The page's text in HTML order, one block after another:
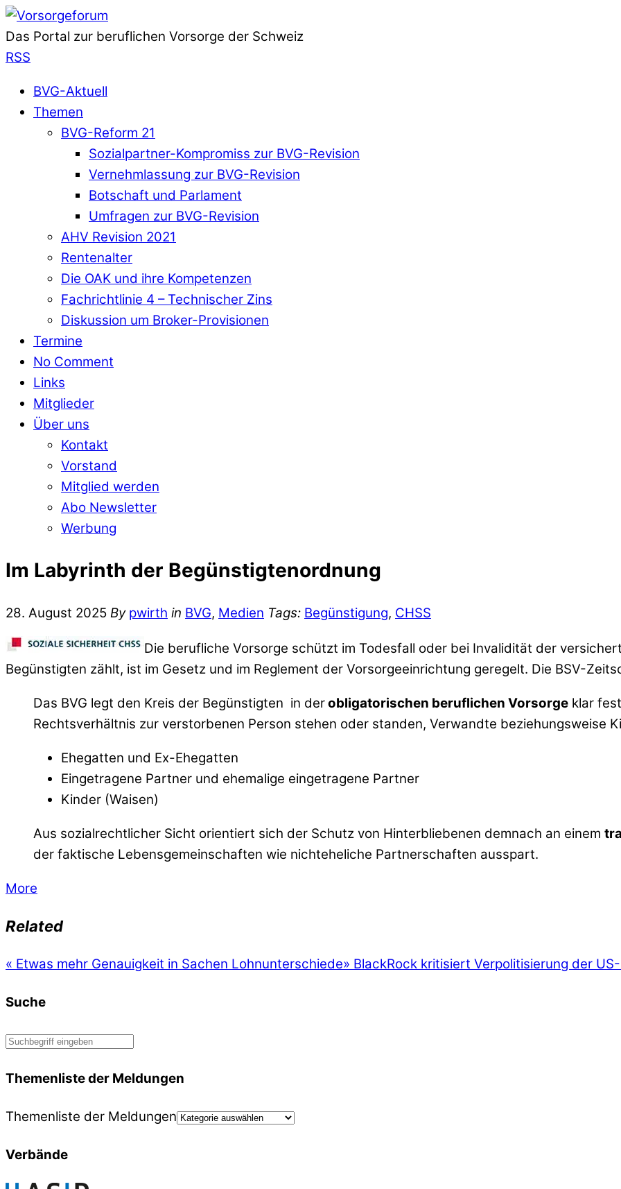
Das Portal zur beruflichen Vorsorge der Schweiz
RSS
BVG-Aktuell
Themen
BVG-Reform 21
Sozialpartner-Kompromiss zur BVG-Revision
Vernehmlassung zur BVG-Revision
Botschaft und Parlament
Umfragen zur BVG-Revision
AHV Revision 2021
Rentenalter
Die OAK und ihre Kompetenzen
Fachrichtlinie 4 – Technischer Zins
Diskussion um Broker-Provisionen
Termine
No Comment
Links
Mitglieder
Über uns
Kontakt
Vorstand
Mitglied werden
Abo Newsletter
Werbung
Im Labyrinth der Begünstigtenordnung
28. August 2025 By pwirth in BVG, Medien Tags: Begünstigung, CHSS
Die berufliche Vorsorge schützt im Todesfall oder bei Invalidität der
Begünstigten zählt, ist im Gesetz und im Reglement der Vorsorgeeinrichtung geregelt. Die BSV-
Das BVG legt den Kreis der Begünstigten in derobligatorischen beruflichen Vorsorge klar
Rechtsverhältnis zur verstorbenen Person stehen oder standen, Verwandte beziehungsweise
Ehegatten und Ex-Ehegatten
Eingetragene Partner und ehemalige eingetragene Partner
Kinder (Waisen)
Aus sozialrechtlicher Sicht orientiert sich der Schutz von Hinterbliebenen demnach an einem
der faktische Lebensgemeinschaften wie nichteheliche Partnerschaften ausspart.
More
Related
« Etwas mehr Genauigkeit in Sachen Lohnunterschiede» BlackRock kritisiert Verpolitisierung der
Suche
Themenliste der Meldungen
Themenliste der Meldungen
Verbände